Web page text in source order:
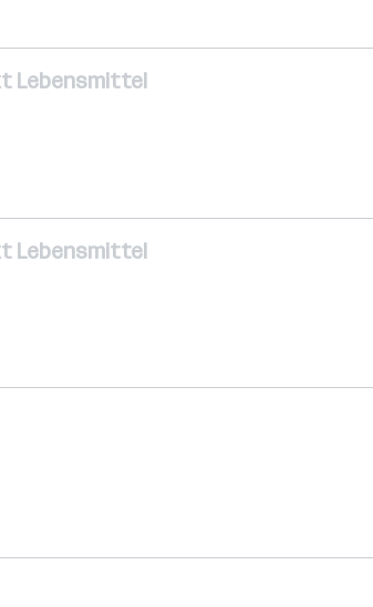
Lebensmittel
Lebensmittel